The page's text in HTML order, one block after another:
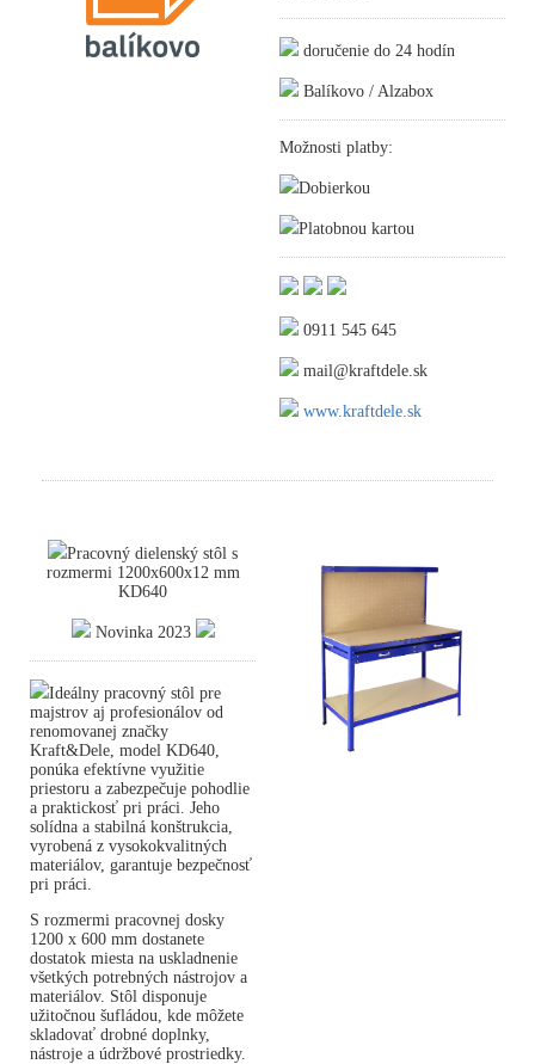
doručenie do 24 hodín
Balíkovo / Alzabox
Možnosti platby:
Dobierkou
Platobnou kartou
0911 545 645
mail@kraftdele.sk
www.kraftdele.sk
Pracovný dielenský stôl s
rozmermi 1200x600x12 mm
KD640
Novinka 2023
Ideálny pracovný stôl pre
majstrov aj profesionálov od
renomovanej značky
Kraft&Dele, model KD640,
ponúka efektívne využitie
priestoru a zabezpečuje pohodlie
a praktickosť pri práci. Jeho
solídna a stabilná konštrukcia,
vyrobená z vysokokvalitných
materiálov, garantuje bezpečnosť
pri práci.
S rozmermi pracovnej dosky
1200 x 600 mm dostanete
dostatok miesta na uskladnenie
všetkých potrebných nástrojov a
materiálov. Stôl disponuje
užitočnou šufládou, kde môžete
skladovať drobné doplnky,
nástroje a údržbové prostriedky.